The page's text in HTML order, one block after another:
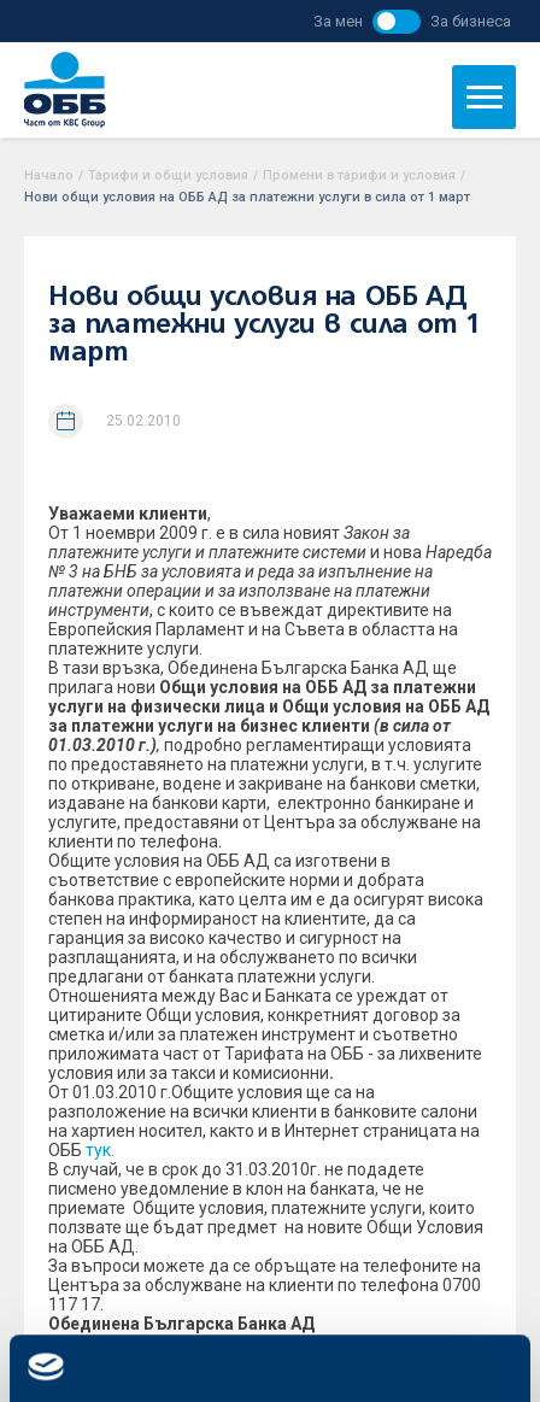
За мен За бизнеса
Начало / Тарифи и общи условия / Промени в тарифи и условия /
Нови общи условия на ОББ АД за платежни услуги в сила от 1 март
Нови общи условия на ОББ АД
за платежни услуги в сила от 1
март
25.02.2010
Уважаеми клиенти,
От 1 ноември 2009 г. е в сила новиятЗакон за
платежните услуги и платежните системии нова Наредба
№ 3 на БНБ за условията и реда за изпълнение на
платежни операции и за използване на платежни
инструменти, с които се въвеждат директивите на
Европейския Парламент и на Съвета в областта на
платежните услуги.
В тази връзка, Обединена Българска Банка АД ще
прилага нови Общи условия на ОББ АД за платежни
услуги на физически лица и Общи условия на ОББ АД
за платежни услуги на бизнес клиенти (в сила от
01.03.2010 г.), подробно регламентиращи условията
по предоставянето на платежни услуги, в т.ч. услугите
по откриване, водене и закриване на банкови сметки,
издаване на банкови карти, електронно банкиране и
услугите, предоставяни от Центъра за обслужване на
клиенти по телефона.
Общите условия на ОББ АД са изготвени в
съответствие с европейските норми и добрата
банкова практика, като целта им е да осигурят висока
степен на информираност на клиентите, да са
гаранция за високо качество и сигурност на
разплащанията, и на обслужването по всички
предлагани от банката платежни услуги.
Отношенията между Вас и Банката се уреждат от
цитираните Общи условия, конкретният договор за
сметка и/или за платежен инструмент и съответно
приложимата част от Тарифата на ОББ - за лихвените
условия или за такси и комисионни.
От 01.03.2010 г.Общите условия ще са на
разположение на всички клиенти в банковите салони
на хартиен носител, както и в Интернет страницата на
ОББ тук.
В случай, че в срок до 31.03.2010г. не подадете
писмено уведомление в клон на банката, че не
приемате Общите условия, платежните услуги, които
ползвате ще бъдат предмет на новите Общи Условия
на ОББ АД.
За въпроси можете да се обръщате на телефоните на
Центъра за обслужване на клиенти по телефона 0700
117 17.
Обединена Българска Банка АД